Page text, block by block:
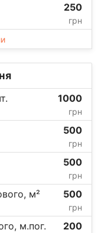
250
грн
1000
грн
500
грн
500
грн
м² 500
грн
м.пог. 200